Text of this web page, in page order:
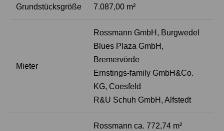
Grundstücksgröße 7.087,00 m²
Mieter
Rossmann GmbH, Burgwedel
Blues Plaza GmbH,
Bremervörde
Ernstings-family GmbH&Co.
KG, Coesfeld
R&U Schuh GmbH, Alfstedt
Rossmann ca. 772,74 m²